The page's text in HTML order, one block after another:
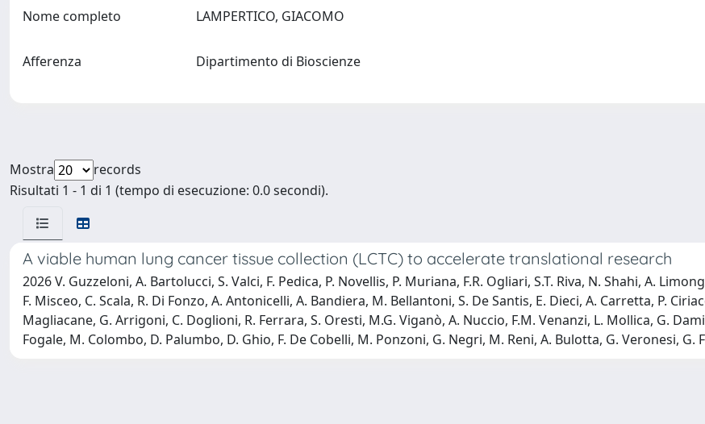
Nome completo LAMPERTICO, GIACOMO
Afferenza Dipartimento di Bioscienze
Mostra
records
Risultati 1 - 1 di 1 (tempo di esecuzione: 0.0 secondi).
A viable human lung cancer tissue collection (LCTC) to accelerate translational research
2026 V. Guzzeloni, A. Bartolucci, S. Valci, F. Pedica, P. Novellis, P. Muriana, F.R. Ogliari, S.T. Riva, N. Shahi, A.
F. Misceo, C. Scala, R. Di Fonzo, A. Antonicelli, A. Bandiera, M. Bellantoni, S. De Santis, E. Dieci, A. Carretta, P.
Magliacane, G. Arrigoni, C. Doglioni, R. Ferrara, S. Oresti, M.G. Viganò, A. Nuccio, F.M. Venanzi, L. Mollica, G.
Fogale, M. Colombo, D. Palumbo, D. Ghio, F. De Cobelli, M. Ponzoni, G. Negri, M. Reni, A. Bulotta, G. Veronesi, G.